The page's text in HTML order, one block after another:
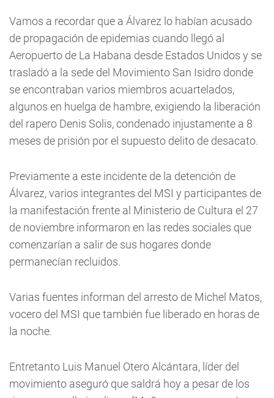
Vamos a recordar que a Álvarez lo habían acusado
de propagación de epidemias cuando llegó al
Aeropuerto de La Habana desde Estados Unidos y se
trasladó a la sede del Movimiento San Isidro donde
se encontraban varios miembros acuartelados,
algunos en huelga de hambre, exigiendo la liberación
del rapero Denis Solis, condenado injustamente a 8
meses de prisión por el supuesto delito de desacato.
Previamente a este incidente de la detención de
Álvarez, varios integrantes del MSI y participantes de
la manifestación frente al Ministerio de Cultura el 27
de noviembre informaron en las redes sociales que
comenzarían a salir de sus hogares donde
permanecían recluidos.
Varias fuentes informan del arresto de Michel Matos,
vocero del MSI que también fue liberado en horas de
la noche.
Entretanto Luis Manuel Otero Alcántara, líder del
movimiento aseguró que saldrá hoy a pesar de los